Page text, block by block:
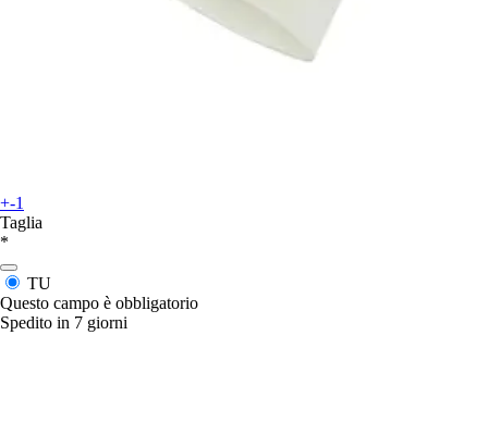
+-1
Taglia
*
TU
Questo campo è obbligatorio
Spedito in 7 giorni